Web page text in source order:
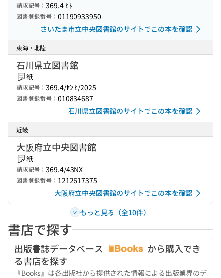
請求記号： 369.4 ﾋﾄ
図書登録番号： 01190933950
さいたま市立中央図書館のサイトでこの本を確認
東海・北陸
石川県立図書館
紙
請求記号： 369.4/ｾﾝ ﾋ/2025
図書登録番号： 010834687
石川県立図書館のサイトでこの本を確認
近畿
大阪府立中央図書館
紙
請求記号： 369.4/43NX
図書登録番号： 1212617375
大阪府立中央図書館のサイトでこの本を確認
もっと見る（全10件）
書店で探す
出版書誌データベース
から購入でき
る書店を探す
『Books』は各出版社から提供された情報による出版業界のデ